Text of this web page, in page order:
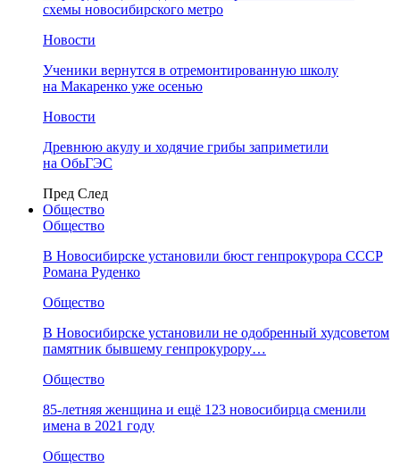
схемы новосибирского метро
Новости
Ученики вернутся в отремонтированную школу
на Макаренко уже осенью
Новости
Древнюю акулу и ходячие грибы заприметили
на ОбьГЭС
Пред След
Общество
Общество
В Новосибирске установили бюст генпрокурора СССР
Романа Руденко
Общество
В Новосибирске установили не одобренный худсоветом
памятник бывшему генпрокурору…
Общество
85-летняя женщина и ещё 123 новосибирца сменили
имена в 2021 году
Общество